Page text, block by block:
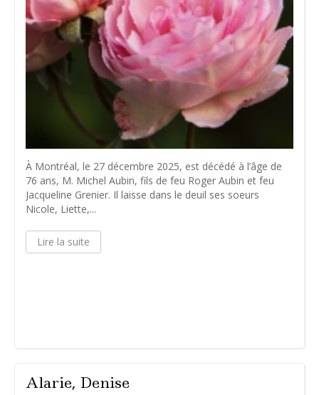
À Montréal, le 27 décembre 2025, est décédé à l’âge de
76 ans, M. Michel Aubin, fils de feu Roger Aubin et feu
Jacqueline Grenier. Il laisse dans le deuil ses soeurs
Nicole, Liette,...
Lire la suite
Alarie, Denise